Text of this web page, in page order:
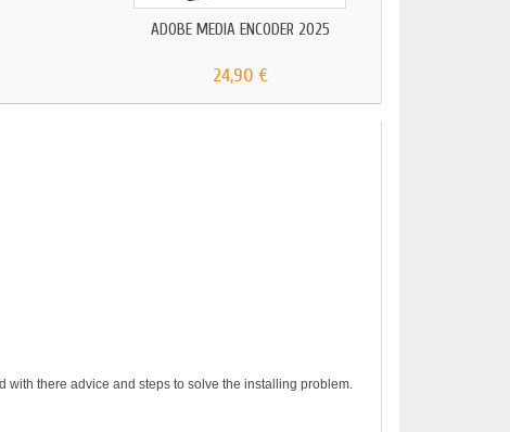
ADOBE MEDIA ENCODER 2025
24,90 €
there advice and steps to solve the installing problem.